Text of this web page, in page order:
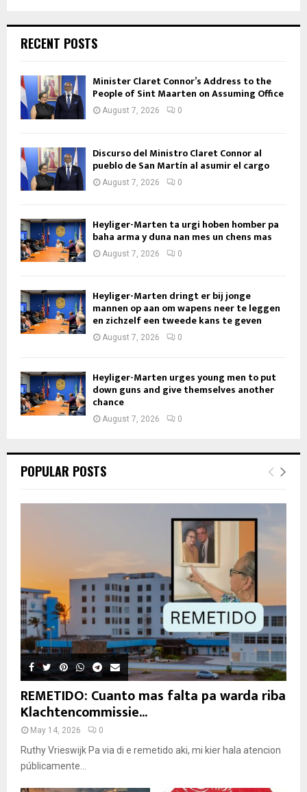
RECENT POSTS
Minister Claret Connor’s Address to the
People of Sint Maarten on Assuming Office
August 7, 2026 0
Discurso del Ministro Claret Connor al
pueblo de San Martín al asumir el cargo
August 7, 2026 0
Heyliger-Marten ta urgi hoben homber pa
baha arma y duna nan mes un chens mas
August 7, 2026 0
Heyliger-Marten dringt er bij jonge
mannen op aan om wapens neer te leggen
en zichzelf een tweede kans te geven
August 7, 2026 0
Heyliger-Marten urges young men to put
down guns and give themselves another
chance
August 7, 2026 0
POPULAR POSTS
REMETIDO: Cuanto mas falta pa warda riba
Klachtencommissie...
May 14, 2026 0
Ruthy Vrieswijk Pa via di e remetido aki, mi kier hala atencion
públicamente...